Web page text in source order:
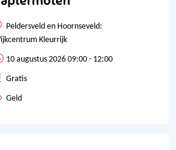
Peldersveld en Hoornseveld:
Kleurrijk
10 augustus 2026 09:00 - 12:00
Gratis
Geld